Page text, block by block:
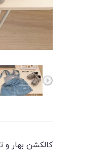
کالکشن بهار و